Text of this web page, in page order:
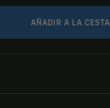
AÑADIR A LA CESTA